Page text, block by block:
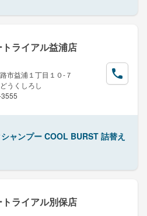
ライアル益浦店
市益浦１丁目１０-７
うくしろし
ャンプー COOL BURST 詰替え
ライアル別保店